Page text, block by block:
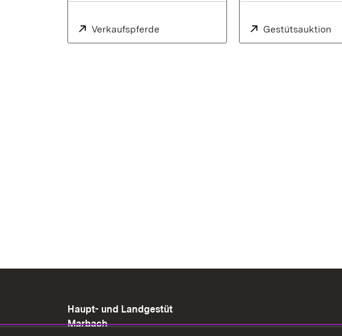
Extern:
Verkaufspferde (Öffnet in neuem Fenster)Extern:
Gestütsauktion
Haupt- und Landgestüt
Marbach